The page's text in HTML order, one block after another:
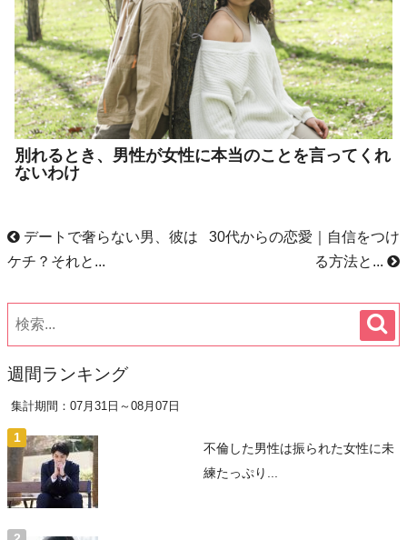
別れるとき、男性が女性に本当のことを言ってくれ
ないわけ
デートで奢らない男、彼は
ケチ？それと...
30代からの恋愛｜自信をつけ
る方法と...
週間ランキング
集計期間：07月31日～08月07日
不倫した男性は振られた女性に未
練たっぷり...